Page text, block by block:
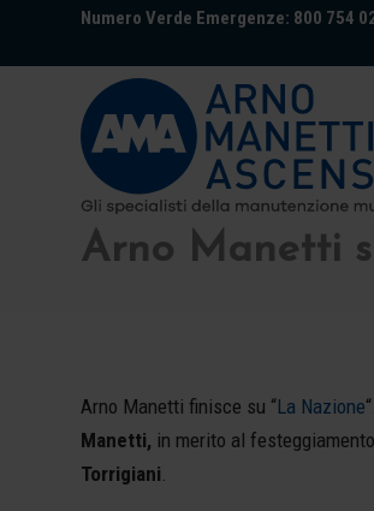
Numero Verde Emergenze: 800 754
Arno Manetti
Arno Manetti finisce su “La Nazione
Manetti, in merito al
Torrigiani.